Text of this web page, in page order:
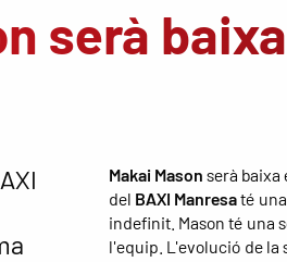
serà
Makai Mason serà baixa
del BAXI Manresaté una
indefinit. Mason té una
l'equip. L'evolució de la